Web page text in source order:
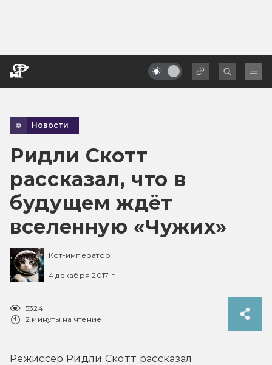
Новости
Ридли Скотт
рассказал, что в
будущем ждёт
вселенную «Чужих»
Кот-император
4 декабря 2017 г.
5324
2 минуты на чтение
Режиссёр Ридли Скотт рассказал